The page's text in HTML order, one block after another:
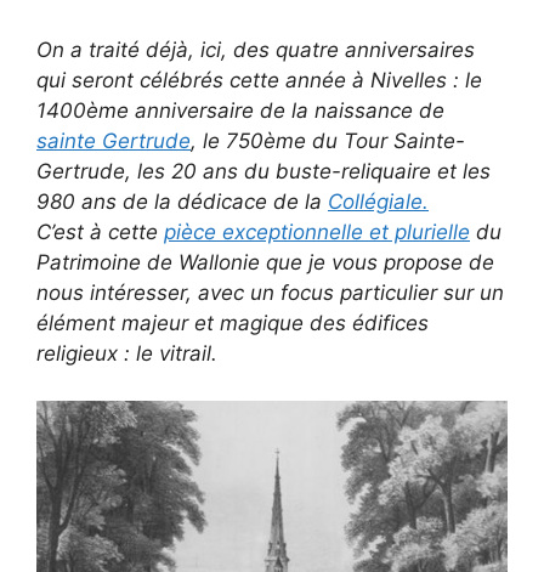
On a traité déjà, ici, des quatre anniversaires
qui seront célébrés cette année à Nivelles : le
1400ème anniversaire de la naissance de
sainte Gertrude, le 750ème du Tour Sainte-
Gertrude, les 20 ans du buste-reliquaire et les
980 ans de la dédicace de la Collégiale.
C’est à cette pièce exceptionnelle et plurielle du
Patrimoine de Wallonie que je vous propose de
nous intéresser, avec un focus particulier sur un
élément majeur et magique des édifices
religieux : le vitrail.